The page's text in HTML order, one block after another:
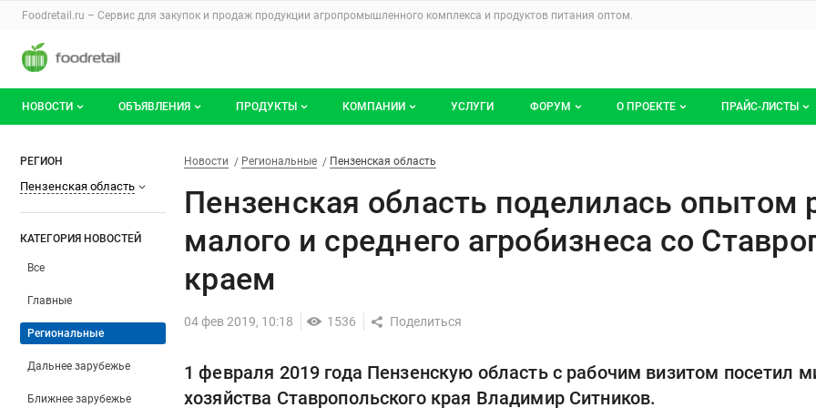
Раздел навигации по сайту foodretail.ru
Foodretail.ru – Сервис для закупок и продаж продукции агропромышленного комплекса и продуктов питания оптом.
Авторизация и меню пользователя
Навигация по разделам сайта foodretail.ru
НОВОСТИ
Документы
ОБЪЯВЛЕНИЯ
Мои объявления
ПРОДУКТЫ КОМПАНИИ
Каталог компаний
УСЛУГИ ФОРУМ О ПРОЕКТЕ ПРАЙС-ЛИСТЫ
Пензенская область поделилась опытом развития малого
Фильтры
РЕГИОН
Пензенская область
КАТЕГОРИЯ НОВОСТЕЙ
Все
Главные
Региональные
Дальнее зарубежье
Ближнее зарубежье
Новости
Разделы
Новости Региональные Пензенская область
Пензенская область поделилась опытом
малого и среднего агробизнеса со
краем
04 фев 2019, 10:18 1536
1 февраля 2019 года Пензенскую область с рабочим визитом посетил
хозяйства Ставропольского края Владимир Ситников.